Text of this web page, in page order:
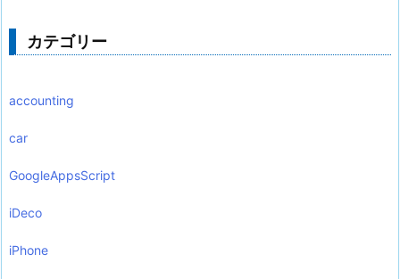
カテゴリー
accounting
car
GoogleAppsScript
iDeco
iPhone